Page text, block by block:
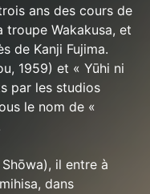
ans des cours de
Wakakusa, et
de Kanji Fujima.
1959) et « Yūhi ni
par les studios
le nom de «
il entre à
dans